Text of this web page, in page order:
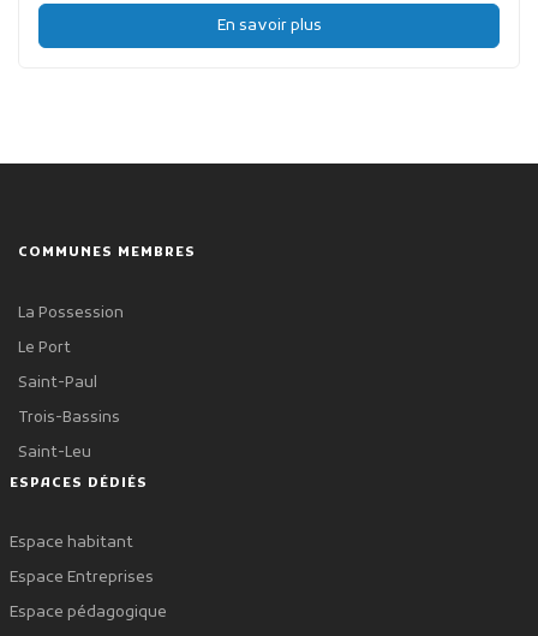
En savoir plus
COMMUNES MEMBRES
La Possession
Le Port
Saint-Paul
Trois-Bassins
Saint-Leu
ESPACES DÉDIÉS
Espace habitant
Espace Entreprises
Espace pédagogique